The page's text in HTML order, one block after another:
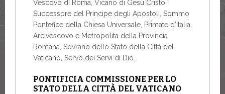
Vescovo di Roma, Vicario di Gesù Cristo;
Successore del Principe degli Apostoli, Sommo
Pontefice della Chiesa Universale, Primate d’Italia,
Arcivescovo e Metropolita della Provincia
Romana, Sovrano dello Stato della Città del
Vaticano, Servo dei Servi di Dio.
PONTIFICIA COMMISSIONE PER LO
STATO DELLA CITTÀ DEL VATICANO